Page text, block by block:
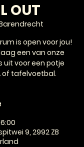
OUT
is open voor jou!
een van onze
uit voor een potje
of tafelvoetbal.
9, 2992 ZB